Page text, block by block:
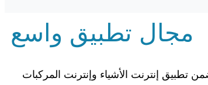
مجال تطبيق واسع
تطبيق إنترنت الأشياء وإنترنت المركبات